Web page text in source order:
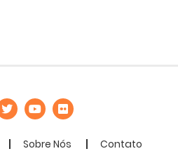
Sobre Nós Contato